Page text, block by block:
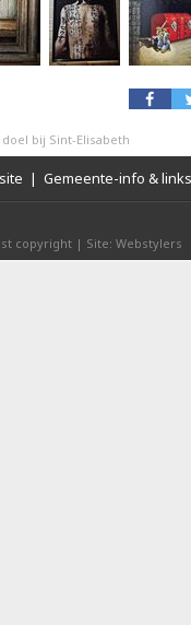
bij Sint-Elisabeth
| Gemeente-info & links
copyright | Site: Webstylers